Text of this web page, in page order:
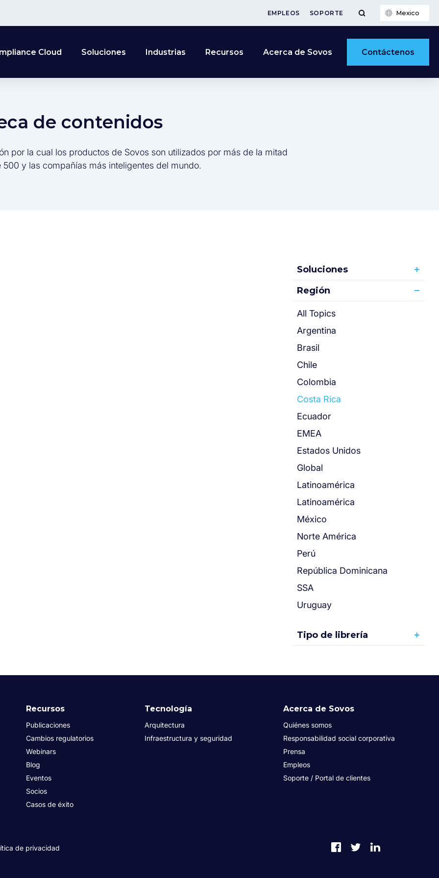
EMPLEOS SOPORTE Mexico
Cloud Soluciones Industrias Recursos Acerca de Sovos Contáctenos
de contenidos
por la cual los productos de Sovos son utilizados por más de la mitad
500 y las compañías más inteligentes del mundo.
Soluciones
Región
All Topics
Argentina
Brasil
Chile
Colombia
Costa Rica
Ecuador
EMEA
Estados Unidos
Global
Latinoamérica
Latinoamérica
México
Norte América
Perú
República Dominicana
SSA
Uruguay
Tipo de librería
Recursos
Publicaciones
Cambios regulatorios
Webinars
Blog
Eventos
Socios
Casos de éxito
Tecnología
Arquitectura
Infraestructura y seguridad
Acerca de Sovos
Quiénes somos
Responsabilidad social corporativa
Prensa
Empleos
Soporte / Portal de clientes
de privacidad